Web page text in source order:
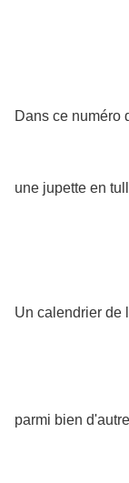
Dans ce numéro
une jupette en
Un calendrier de
parmi bien